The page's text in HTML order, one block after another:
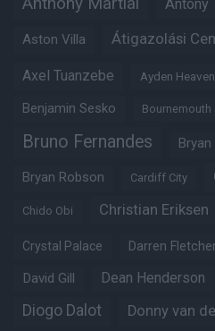
Antony
Aston Villa Átigazolási
Axel Tuanzebe Ayden Heaven
Benjamin Sesko Bournemouth
Bruno Fernandes
Bryan Robson Cardiff City
Chido Obi Christian Eriksen
Crystal Palace Darren Fletcher
David Gill Dean Henderson
Diogo Dalot Donny van